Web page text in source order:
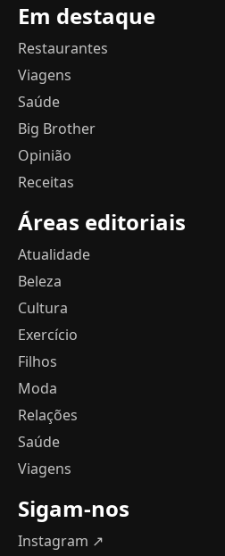
Em destaque
Restaurantes
Viagens
Saúde
Big Brother
Opinião
Receitas
Áreas editoriais
Atualidade
Beleza
Cultura
Exercício
Filhos
Moda
Relações
Saúde
Viagens
Sigam-nos
Instagram ↗